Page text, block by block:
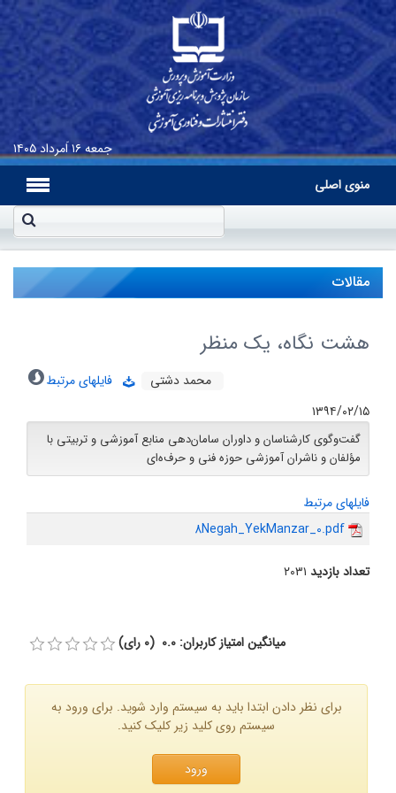
جمعه۱۶ اَمرداد ۱۴۰۵
منوی اصلی
مقالات
هشت نگاه، یک منظر
محمد دشتی
فایلهای مرتبط
۱۳۹۴/۰۲/۱۵
گفت‌وگوی کارشناسان و داوران سامان‌دهی منابع آموزشی و تربیتی با
مؤلفان و ناشران آموزشی حوزه فنی و حرف‌ه‌ای
فایلهای مرتبط
8Negah_YekManzar_0.pdf
تعداد بازدید ۲۰۳۱
میانگین امتیاز کاربران: 0.0 (0 رای)
برای نظر دادن ابتدا باید به سیستم وارد شوید. برای ورود به
سیستم روی کلید زیر کلیک کنید.
ورود